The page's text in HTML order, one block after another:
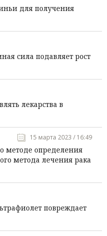
для получения
сила подавляет рост
лекарства в
15 марта 2023 / 16:49
методе определения
метода лечения рака
повреждает